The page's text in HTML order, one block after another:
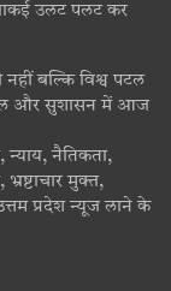
उलट पलट कर
बल्कि विश्व पटल
और सुशासन में आज
न्याय, नैतिकता,
मुक्त,
प्रदेश न्यूज लाने के